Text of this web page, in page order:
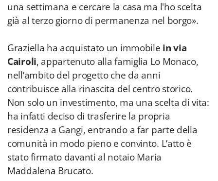
una settimana e cercare la casa ma l'ho scelta
già al terzo giorno di permanenza nel borgo».
Graziella ha acquistato un immobile in via
Cairoli, appartenuto alla famiglia Lo Monaco,
nell’ambito del progetto che da anni
contribuisce alla rinascita del centro storico.
Non solo un investimento, ma una scelta di vita:
ha infatti deciso di trasferire la propria
residenza a Gangi, entrando a far parte della
comunità in modo pieno e convinto. L’atto è
stato firmato davanti al notaio Maria
Maddalena Brucato.